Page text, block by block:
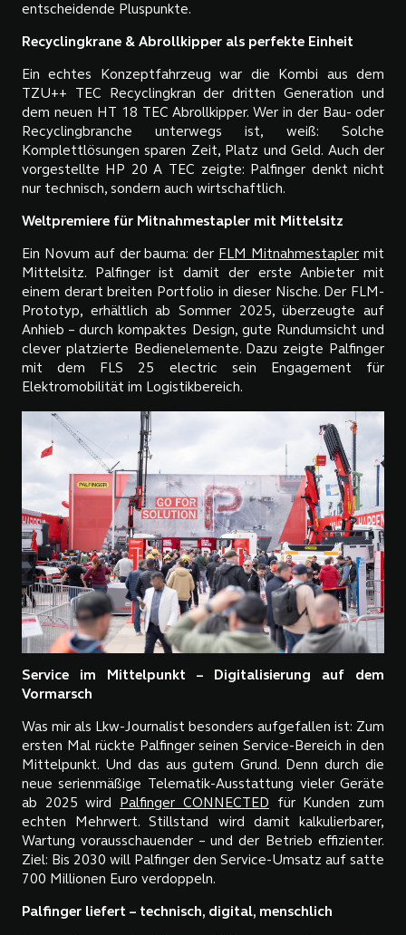
entscheidende Pluspunkte.
Recyclingkrane & Abrollkipper als perfekte Einheit
Ein echtes Konzeptfahrzeug war die Kombi aus dem
TZU++ TEC Recyclingkran der dritten Generation und
dem neuen HT 18 TEC Abrollkipper. Wer in der Bau- oder
Recyclingbranche unterwegs ist, weiß: Solche
Komplettlösungen sparen Zeit, Platz und Geld. Auch der
vorgestellte HP 20 A TEC zeigte: Palfinger denkt nicht
nur technisch, sondern auch wirtschaftlich.
Weltpremiere für Mitnahmestapler mit Mittelsitz
Ein Novum auf der bauma: der FLM Mitnahmestapler mit
Mittelsitz. Palfinger ist damit der erste Anbieter mit
einem derart breiten Portfolio in dieser Nische. Der FLM-
Prototyp, erhältlich ab Sommer 2025, überzeugte auf
Anhieb – durch kompaktes Design, gute Rundumsicht und
clever platzierte Bedienelemente. Dazu zeigte Palfinger
mit dem FLS 25 electric sein Engagement für
Elektromobilität im Logistikbereich.
Service im Mittelpunkt – Digitalisierung auf dem
Vormarsch
Was mir als Lkw-Journalist besonders aufgefallen ist: Zum
ersten Mal rückte Palfinger seinen Service-Bereich in den
Mittelpunkt. Und das aus gutem Grund. Denn durch die
neue serienmäßige Telematik-Ausstattung vieler Geräte
ab 2025 wird
Palfinger CONNECTED für Kunden zum
echten Mehrwert. Stillstand wird damit kalkulierbarer,
Wartung vorausschauender – und der Betrieb effizienter.
Ziel: Bis 2030 will Palfinger den Service-Umsatz auf satte
700 Millionen Euro verdoppeln.
Palfinger liefert – technisch, digital, menschlich